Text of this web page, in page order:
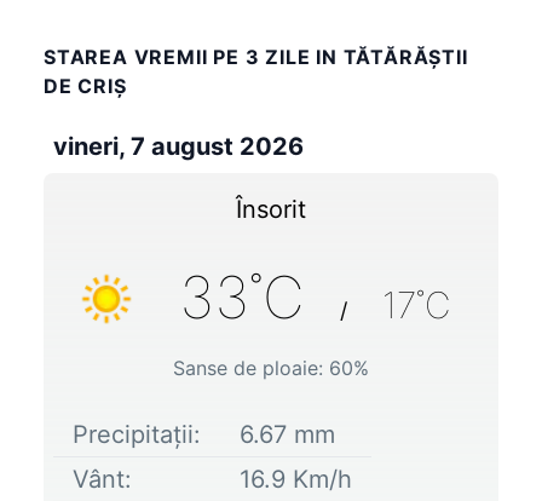
STAREA VREMII PE 3 ZILE IN TĂTĂRĂŞTII
DE CRIŞ
vineri, 7 august 2026
Însorit
33˚C / 17˚C
Sanse de ploaie: 60%
Precipitații: 6.67 mm
Vânt:
16.9 Km/h